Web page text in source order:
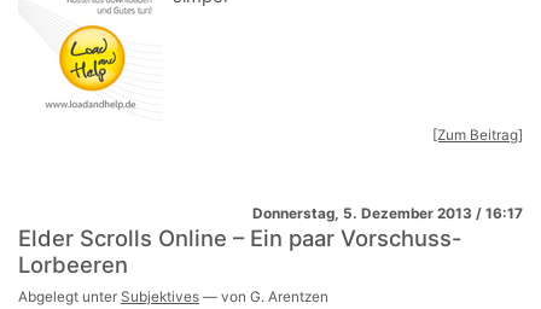
[Zum Beitrag]
Donnerstag, 5. Dezember 2013 / 16:17
Elder Scrolls Online – Ein paar Vorschuss-
Lorbeeren
Abgelegt unter Subjektives — von G. Arentzen